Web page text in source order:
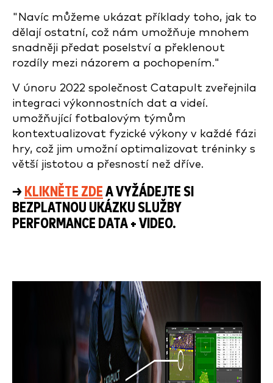
"Navíc můžeme ukázat příklady toho, jak to
dělají ostatní, což nám umožňuje mnohem
snadněji předat poselství a překlenout
rozdíly mezi názorem a pochopením."
V únoru 2022 společnost Catapult zveřejnila
integraci výkonnostních dat a videí.
umožňující fotbalovým týmům
kontextualizovat fyzické výkony v každé fázi
hry, což jim umožní optimalizovat tréninky s
větší jistotou a přesností než dříve.
→ KLIKNĚTE ZDE A VYŽÁDEJTE SI
BEZPLATNOU UKÁZKU SLUŽBY
PERFORMANCE DATA + VIDEO.